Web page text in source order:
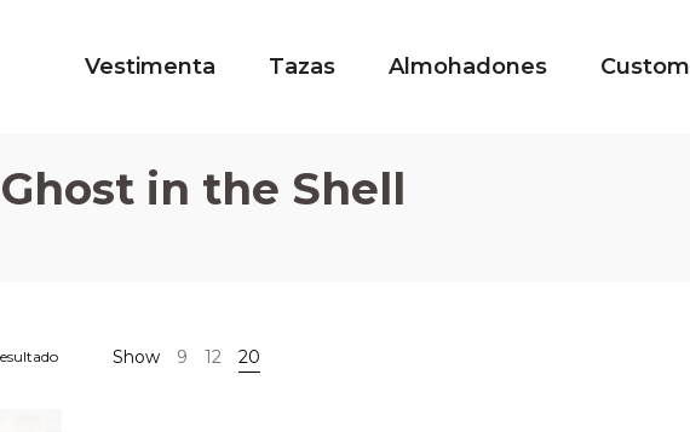
Vestimenta Tazas Almohadones Custom
Ghost in the Shell
Show 9 12 20